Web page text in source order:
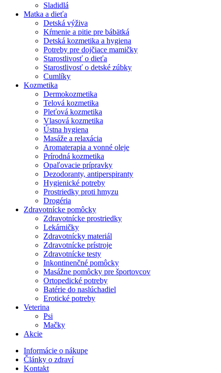
Sladidlá
Matka a dieťa
Detská výživa
Kŕmenie a pitie pre bábätká
Detská kozmetika a hygiena
Potreby pre dojčiace mamičky
Starostlivosť o dieťa
Starostlivosť o detské zúbky
Cumlíky
Kozmetika
Dermokozmetika
Telová kozmetika
Pleťová kozmetika
Vlasová kozmetika
Ústna hygiena
Masáže a relaxácia
Aromaterapia a vonné oleje
Prírodná kozmetika
Opaľovacie prípravky
Dezodoranty, antiperspiranty
Hygienické potreby
Prostriedky proti hmyzu
Drogéria
Zdravotnícke pomôcky
Zdravotnícke prostriedky
Lekárničky
Zdravotnícky materiál
Zdravotnícke prístroje
Zdravotnícke testy
Inkontinenčné pomôcky
Masážne pomôcky pre športovcov
Ortopedické potreby
Batérie do naslúchadiel
Erotické potreby
Veterina
Psi
Mačky
Akcie
Informácie o nákupe
Články o zdraví
Kontakt